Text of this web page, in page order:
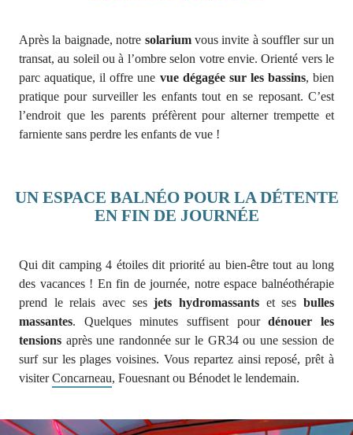
Après la baignade, notre solariumvous invite à souffler sur un
transat, au soleil ou à l’ombre selon votre envie. Orienté vers le
parc aquatique, il offre une vue dégagée sur les bassins, bien
pratique pour surveiller les enfants tout en se reposant. C’est
l’endroit que les parents préfèrent pour alterner trempette et
farniente sans perdre les enfants de vue !
UN ESPACE BALNÉO POUR LA DÉTENTE
EN FIN DE JOURNÉE
Qui dit camping 4 étoiles dit priorité au bien-être tout au long
des vacances ! En fin de journée, notre espace balnéothérapie
prend le relais avec sesjets hydromassants et sesbulles
massantes. Quelques minutes suffisent pourdénouer les
tensions après une randonnée sur le GR34 ou une session de
surf sur les plages voisines. Vous repartez ainsi reposé, prêt à
visiterConcarneau, Fouesnant ou Bénodet le lendemain.